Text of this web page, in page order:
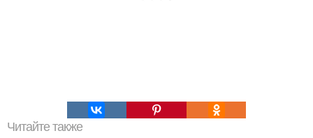
Читайте также